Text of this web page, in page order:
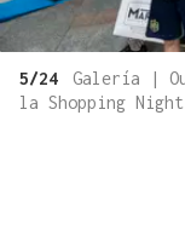
5/24
Galería |
la Shopping Night